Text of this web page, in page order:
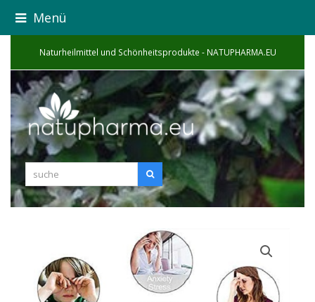
Menü
Naturheilmittel und Schönheitsprodukte - NATUPHARMA.EU
sucheSuche